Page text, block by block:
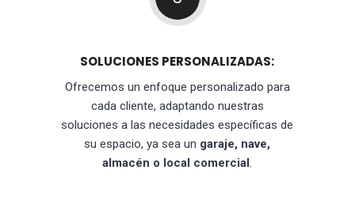
SOLUCIONES PERSONALIZADAS:
Ofrecemos un enfoque personalizado para
cada cliente, adaptando nuestras
soluciones a las necesidades específicas de
su espacio, ya sea un garaje, nave,
almacén o local comercial.